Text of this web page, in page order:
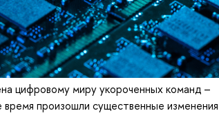
цифровому миру укороченных команд –
произошли существенные изменения